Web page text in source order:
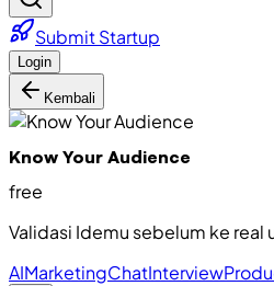
Submit Startup
Login
Kembali
Know Your Audience
free
Validasi Idemu sebelum ke real
AIMarketingChatInterview